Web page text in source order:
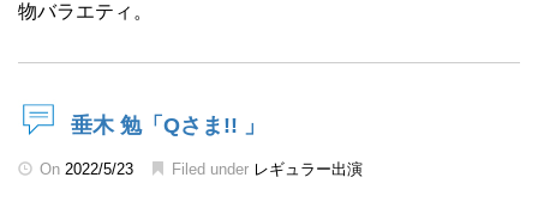
物バラエティ。
垂木 勉「Qさま!! 」
On 2022/5/23 Filed under レギュラー出演